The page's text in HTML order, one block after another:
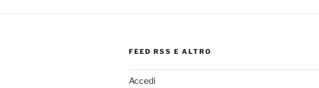
FEED RSS E ALTRO
Accedi